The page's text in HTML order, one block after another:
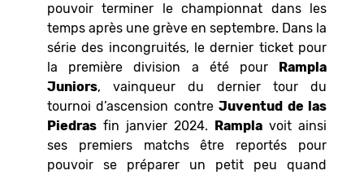
pouvoir terminer le championnat dans les
temps après une grève en septembre. Dans la
série des incongruités, le dernier ticket pour
la première division a été pour
Rampla
Juniors, vainqueur du dernier tour du
tournoi d’ascension contreJuventud de las
Piedras fin janvier 2024. Rampla voit ainsi
ses premiers matchs être reportés pour
pouvoir se préparer un petit peu quand